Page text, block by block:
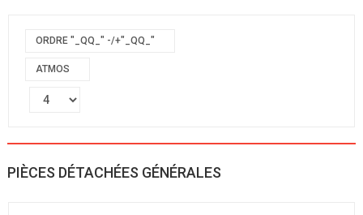
ORDRE "_QQ_" -/+"_QQ_"
ATMOS
PIÈCES DÉTACHÉES GÉNÉRALES